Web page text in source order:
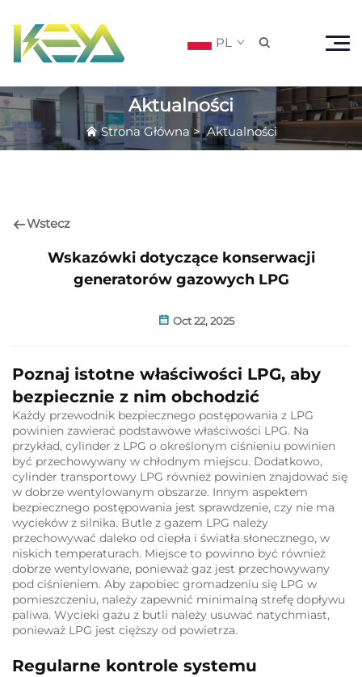
PL 
Aktualności
Strona Główna>Aktualności
Wstecz
Wskazówki dotyczące konserwacji
generatorów gazowych LPG
Oct 22, 2025
Poznaj istotne właściwości LPG, aby
bezpiecznie z nim obchodzić
Każdy przewodnik bezpiecznego postępowania z LPG
powinien zawierać podstawowe właściwości LPG. Na
przykład, cylinder z LPG o określonym ciśnieniu powinien
być przechowywany w chłodnym miejscu. Dodatkowo,
cylinder transportowy LPG również powinien znajdować się
w dobrze wentylowanym obszarze. Innym aspektem
bezpiecznego postępowania jest sprawdzenie, czy nie ma
wycieków z silnika. Butle z gazem LPG należy
przechowywać daleko od ciepła i światła słonecznego, w
niskich temperaturach. Miejsce to powinno być również
dobrze wentylowane, ponieważ gaz jest przechowywany
pod ciśnieniem. Aby zapobiec gromadzeniu się LPG w
pomieszczeniu, należy zapewnić minimalną strefę dopływu
paliwa. Wycieki gazu z butli należy usuwać natychmiast,
ponieważ LPG jest cięższy od powietrza.
Regularne kontrole systemu